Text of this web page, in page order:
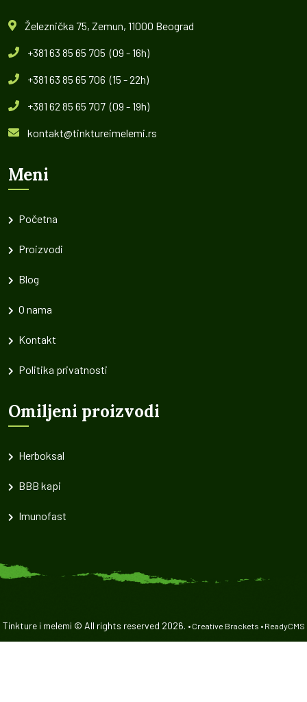
Železnička 75, Zemun, 11000 Beograd
+381 63 85 65 705 (09 - 16h)
+381 63 85 65 706 (15 - 22h)
+381 62 85 65 707 (09 - 19h)
kontakt@tinktureimelemi.rs
Meni
Početna
Proizvodi
Blog
O nama
Kontakt
Politika privatnosti
Omiljeni proizvodi
Herboksal
BBB kapi
Imunofast
Tinkture i melemi © All rights reserved 2026. • Creative Brackets • ReadyCMS